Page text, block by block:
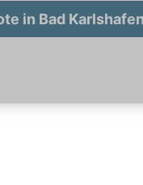
in Bad Karlshafen